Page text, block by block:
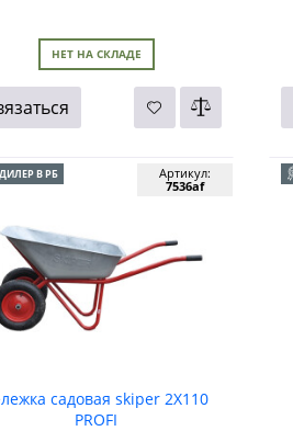
НЕТ НА СКЛАДЕ
В РБ
садовая skiper 2Х110
PROFI
Артикул:
7536af